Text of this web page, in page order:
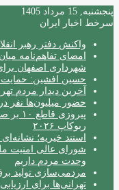
پنجشنبه, 15 مرداد 1405
سرخط اخبار ایران
واکنش دفتر رهبر
امضای تفاهم‌نامه
شهرداری اصفهان
حسین افشین: حمایت
آخرین دیدار مردم
حضور میلیون‌ها نفر
ربوکاپ ۲۰۲۶
استند خیریه؛
شورای عالی امنیت
وحدت مردم داریم
مردمی‌سازی تولید
تهرانی‌ها برای